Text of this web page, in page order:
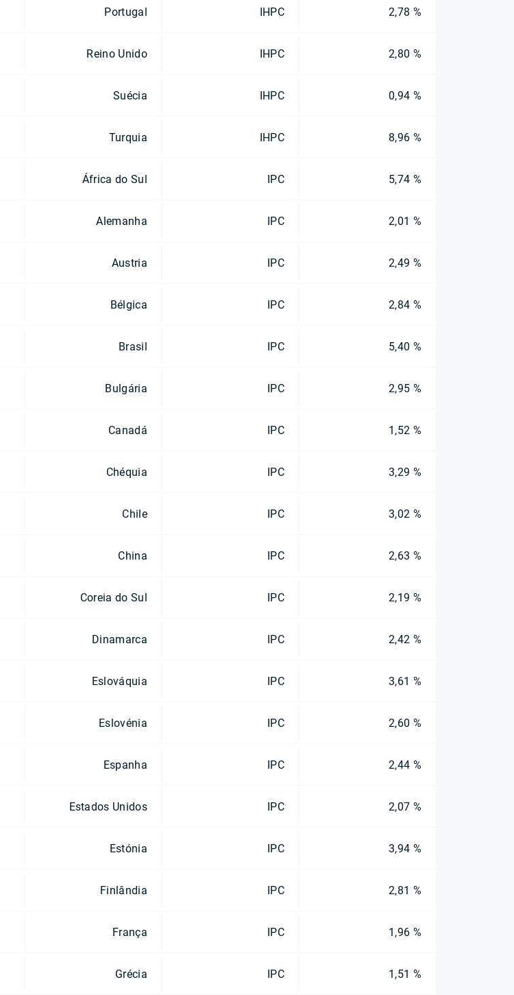
Portugal IHPC 2,78 %
Reino Unido IHPC 2,80 %
Suécia IHPC 0,94 %
Turquia IHPC 8,96 %
África do Sul IPC 5,74 %
Alemanha IPC 2,01 %
Austria IPC 2,49 %
Bélgica IPC 2,84 %
Brasil IPC 5,40 %
Bulgária IPC 2,95 %
Canadá IPC 1,52 %
Chéquia IPC 3,29 %
Chile IPC 3,02 %
China IPC 2,63 %
Coreia do Sul IPC 2,19 %
Dinamarca IPC 2,42 %
Eslováquia IPC 3,61 %
Eslovénia IPC 2,60 %
Espanha IPC 2,44 %
Estados Unidos IPC 2,07 %
Estónia IPC 3,94 %
Finlândia IPC 2,81 %
França IPC 1,96 %
Grécia IPC 1,51 %